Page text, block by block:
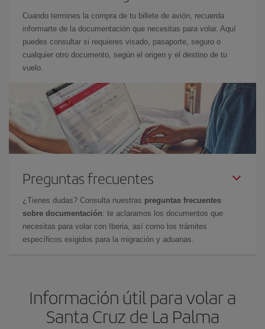
Cuando termines la compra de tu billete de avión, recuerda
informarte de la documentación que necesitas para volar. Aquí
puedes consultar si requieres visado, pasaporte, seguro o
cualquier otro documento, según el origen y el destino de tu
vuelo.
Preguntas frecuentes
¿Tienes dudas? Consulta nuestras preguntas frecuentes
sobre documentación: te aclaramos los documentos que
necesitas para volar con Iberia, así como los trámites
específicos exigidos para la migración y aduanas.
Información útil para volar a
Santa Cruz de La Palma